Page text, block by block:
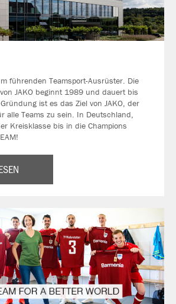
führenden Teamsport-Ausrüster. Die
JAKO beginnt 1989 und dauert bis
ist es das Ziel von JAKO, der
alle Teams zu sein. In Deutschland,
Kreisklasse bis in die Champions